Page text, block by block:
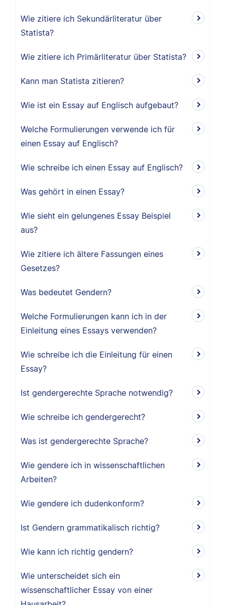
Wie zitiere ich Sekundärliteratur über
Statista?
Wie zitiere ich Primärliteratur über Statista?
Kann man Statista zitieren?
Wie ist ein Essay auf Englisch aufgebaut?
Welche Formulierungen verwende ich für
einen Essay auf Englisch?
Wie schreibe ich einen Essay auf Englisch?
Was gehört in einen Essay?
Wie sieht ein gelungenes Essay Beispiel
aus?
Wie zitiere ich ältere Fassungen eines
Gesetzes?
Was bedeutet Gendern?
Welche Formulierungen kann ich in der
Einleitung eines Essays verwenden?
Wie schreibe ich die Einleitung für einen
Essay?
Ist gendergerechte Sprache notwendig?
Wie schreibe ich gendergerecht?
Was ist gendergerechte Sprache?
Wie gendere ich in wissenschaftlichen
Arbeiten?
Wie gendere ich dudenkonform?
Ist Gendern grammatikalisch richtig?
Wie kann ich richtig gendern?
Wie unterscheidet sich ein
wissenschaftlicher Essay von einer